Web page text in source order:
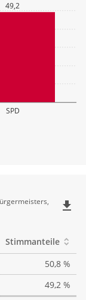
SPD
49,2
file_download
Stimmanteile
50,8 %
49,2 %